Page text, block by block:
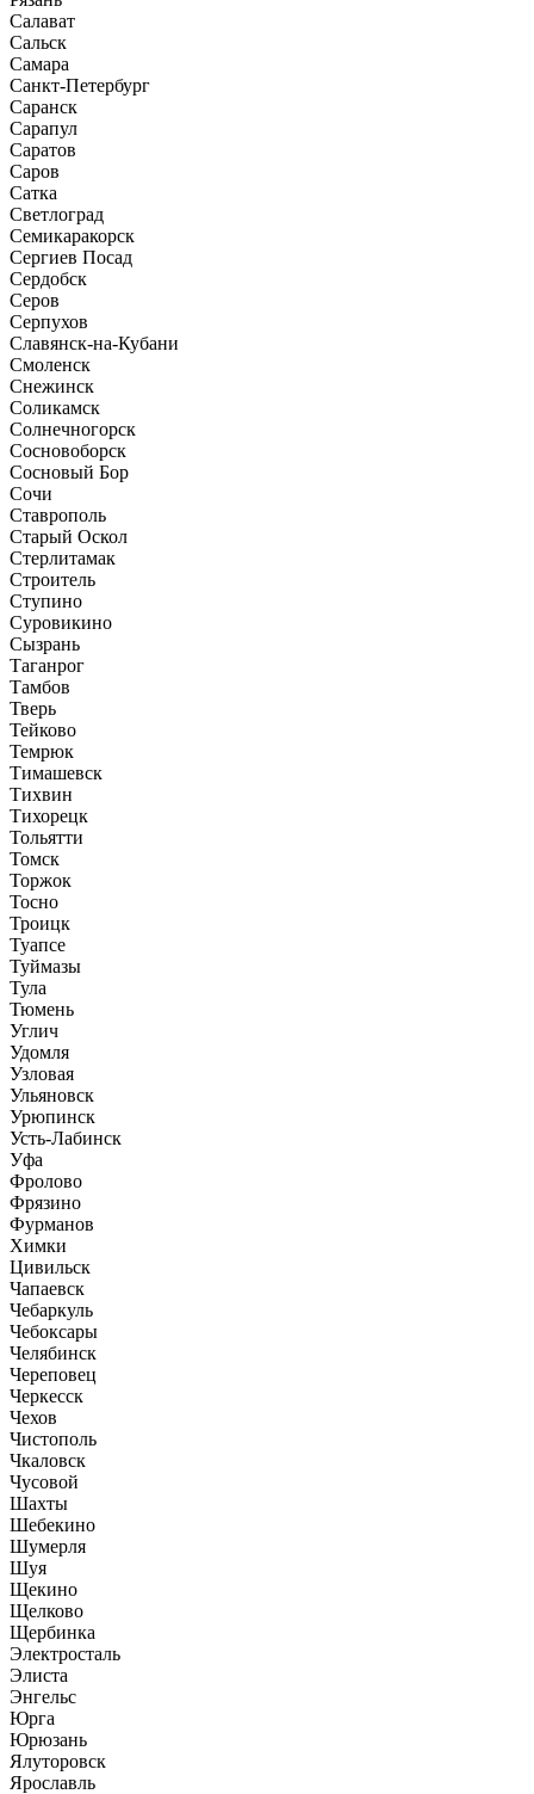
Салават
Сальск
Самара
Санкт-Петербург
Саранск
Сарапул
Саратов
Саров
Сатка
Светлоград
Семикаракорск
Сергиев Посад
Сердобск
Серов
Серпухов
Славянск-на-Кубани
Смоленск
Снежинск
Соликамск
Солнечногорск
Сосновоборск
Сосновый Бор
Сочи
Ставрополь
Старый Оскол
Стерлитамак
Строитель
Ступино
Суровикино
Сызрань
Таганрог
Тамбов
Тверь
Тейково
Темрюк
Тимашевск
Тихвин
Тихорецк
Тольятти
Томск
Торжок
Тосно
Троицк
Туапсе
Туймазы
Тула
Тюмень
Углич
Удомля
Узловая
Ульяновск
Урюпинск
Усть-Лабинск
Уфа
Фролово
Фрязино
Фурманов
Химки
Цивильск
Чапаевск
Чебаркуль
Чебоксары
Челябинск
Череповец
Черкесск
Чехов
Чистополь
Чкаловск
Чусовой
Шахты
Шебекино
Шумерля
Шуя
Щекино
Щелково
Щербинка
Электросталь
Элиста
Энгельс
Юрга
Юрюзань
Ялуторовск
Ярославль